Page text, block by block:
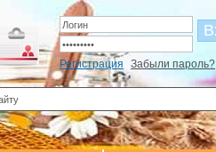
Регистрация Забыли пароль?